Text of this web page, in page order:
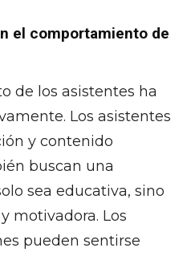
el comportamiento de
de los asistentes ha
Los asistentes
y contenido
buscan una
sea educativa, sino
motivadora. Los
pueden sentirse